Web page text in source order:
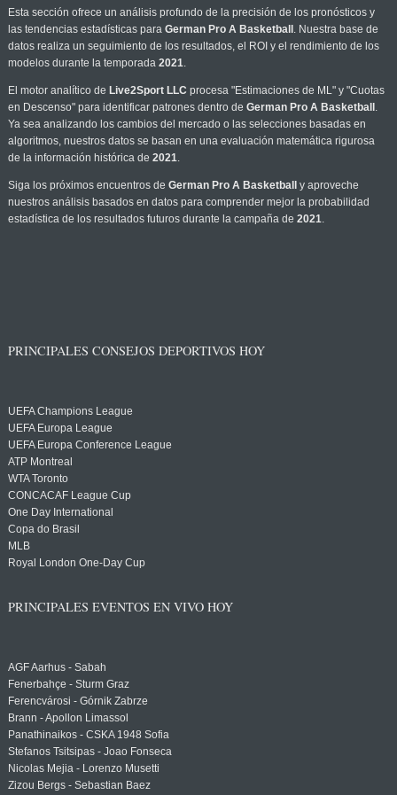
Esta sección ofrece un análisis profundo de la precisión de los pronósticos y
las tendencias estadísticas para German Pro A Basketball . Nuestra base de
datos realiza un seguimiento de los resultados, el ROI y el rendimiento de los
modelos durante la temporada 2021.
El motor analítico de Live2Sport LLC procesa "Estimaciones de ML" y "Cuotas
en Descenso" para identificar patrones dentro de German Pro A Basketball .
Ya sea analizando los cambios del mercado o las selecciones basadas en
algoritmos, nuestros datos se basan en una evaluación matemática rigurosa
de la información histórica de 2021.
Siga los próximos encuentros de German Pro A Basketball
y aproveche
nuestros análisis basados en datos para comprender mejor la probabilidad
estadística de los resultados futuros durante la campaña de 2021.
PRINCIPALES CONSEJOS DEPORTIVOS HOY
UEFA Champions League
UEFA Europa League
UEFA Europa Conference League
ATP Montreal
WTA Toronto
CONCACAF League Cup
One Day International
Copa do Brasil
MLB
Royal London One-Day Cup
PRINCIPALES EVENTOS EN VIVO HOY
AGF Aarhus - Sabah
Fenerbahçe - Sturm Graz
Ferencvárosi - Górnik Zabrze
Brann - Apollon Limassol
Panathinaikos - CSKA 1948 Sofia
Stefanos Tsitsipas - Joao Fonseca
Nicolas Mejia - Lorenzo Musetti
Zizou Bergs - Sebastian Baez